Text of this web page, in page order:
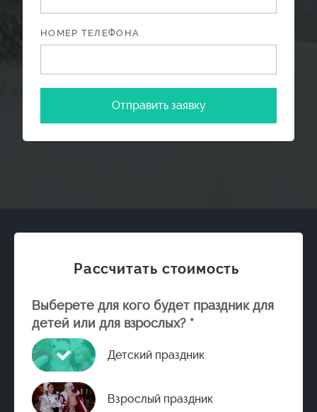
НОМЕР ТЕЛЕФОНА
Отправить заявку
Рассчитать стоимость
Выберете для кого будет праздник для
детей или для взрослых? *
Детский праздник
Взрослый праздник